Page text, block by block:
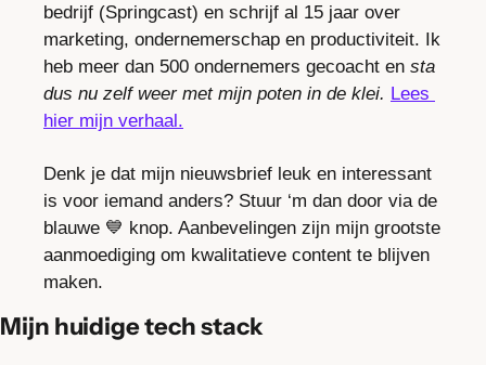
bedrijf (Springcast) en schrijf al 15 jaar over
marketing, ondernemerschap en productiviteit. Ik
heb meer dan 500 ondernemers gecoacht en sta
dus nu zelf weer met mijn poten in de klei. Lees
hier mijn verhaal.
Denk je dat mijn nieuwsbrief leuk en interessant
is voor iemand anders? Stuur ‘m dan door via de
blauwe 💙 knop. Aanbevelingen zijn mijn grootste
aanmoediging om kwalitatieve content te blijven
maken.
Mijn huidige tech stack